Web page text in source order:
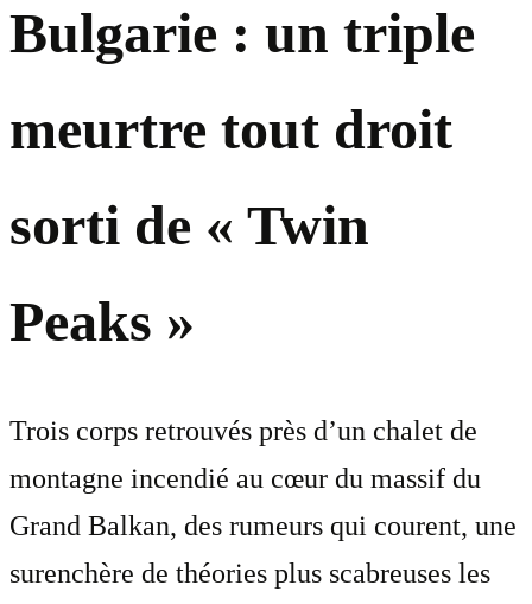
Bulgarie : un triple
meurtre tout droit
sorti de « Twin
Peaks »
Trois corps retrouvés près d’un chalet de
montagne incendié au cœur du massif du
Grand Balkan, des rumeurs qui courent, une
surenchère de théories plus scabreuses les